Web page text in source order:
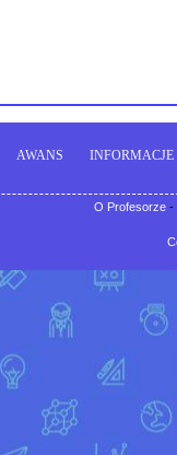
AWANS INFORMACJE
O Profesorze-